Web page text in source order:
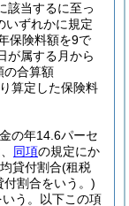
該当するに至っ
いずれかに規定
保険料額を9で
が属する月から
の合算額
算定した保険料
の年14.6パーセ
同項の規定にか
貸付割合(租税
割合をいう。)
う。以下この項